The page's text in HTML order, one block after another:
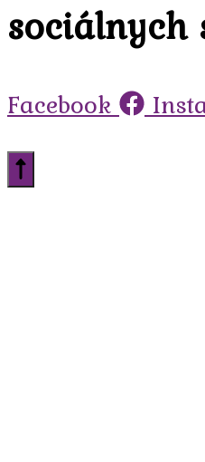
sociálnych
Facebook